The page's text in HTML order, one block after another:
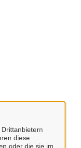
diese
oder die sie im